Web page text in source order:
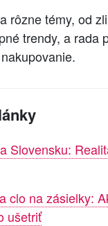
rôzne témy, od
trendy, a rada
Slovensku:
clo na zásielky:
ušetriť